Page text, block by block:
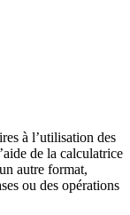
à l’utilisation des
de la calculatrice
autre format,
ou des opérations